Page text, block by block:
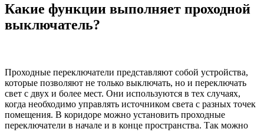
Какие функции выполняет проходной
выключатель?
Проходные переключатели представляют собой устройства,
которые позволяют не только выключать, но и переключать
свет с двух и более мест. Они используются в тех случаях,
когда необходимо управлять источником света с разных точек
помещения. В коридоре можно установить проходные
переключатели в начале и в конце пространства. Так можно